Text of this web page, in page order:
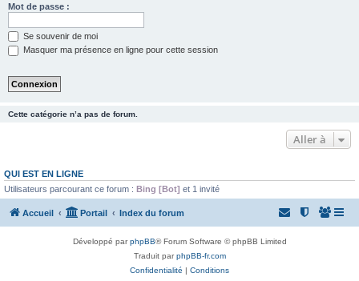
Mot de passe :
Se souvenir de moi
Masquer ma présence en ligne pour cette session
Cette catégorie n’a pas de forum.
Aller à
QUI EST EN LIGNE
Utilisateurs parcourant ce forum : Bing [Bot] et 1 invité
Accueil Portail Index du forum
Développé parphpBB® Forum Software © phpBB Limited
Traduit parphpBB-fr.com
Confidentialité | Conditions